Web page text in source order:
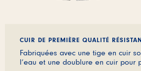
CUIR DE PREMIÈRE QUALITÉ
Fabriquées avec une tige en cuir
l’eau et une doublure en cuir pour